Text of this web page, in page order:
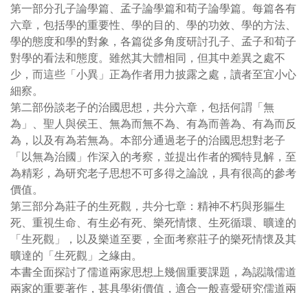
第一部分孔子論學篇、孟子論學篇和荀子論學篇。每篇各有
六章，包括學的重要性、學的目的、學的功效、學的方法、
學的態度和學的對象，各篇從多角度研討孔子、孟子和荀子
對學的看法和態度。雖然其大體相同，但其中差異之處不
少，而這些「小異」正為作者用力披露之處，讀者至宜小心
細察。
第二部份談老子的治國思想，共分六章，包括何謂「無
為」、聖人與侯王、無為而無不為、有為而善為、有為而反
為，以及有為若無為。本部分通過老子的治國思想對老子
「以無為治國」作深入的考察，並提出作者的獨特見解，至
為精彩，為研究老子思想不可多得之論說，具有很高的參考
價值。
第三部分為莊子的生死觀，共分七章：精神不朽與形軀生
死、重視生命、有生必有死、樂死情懷、生死循環、曠達的
「生死觀」，以及樂道至要，全面考察莊子的樂死情懷及其
曠達的「生死觀」之緣由。
本書全面探討了儒道兩家思想上幾個重要課題，為認識儒道
兩家的重要著作，甚具學術價值，適合一般喜愛研究儒道兩